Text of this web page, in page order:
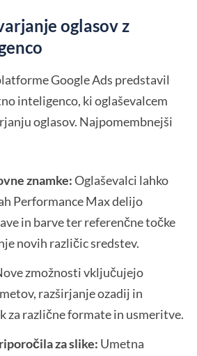
oglasov z
Google Ads predstavil
inteligenco, ki oglaševalcem
oglasov. Najpomembnejši
znamke:Oglaševalci lahko
Performance Max delijo
in barve ter referenčne točke
novih različic sredstev.
zmožnosti vključujejo
razširjanje ozadij in
za različne formate in usmeritve.
za slike: Umetna